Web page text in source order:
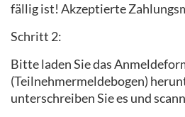
fällig ist! Akzeptierte
Schritt 2:
Bitte laden Sie das
(Teilnehmermeldebogen)
unterschreiben Sie es und